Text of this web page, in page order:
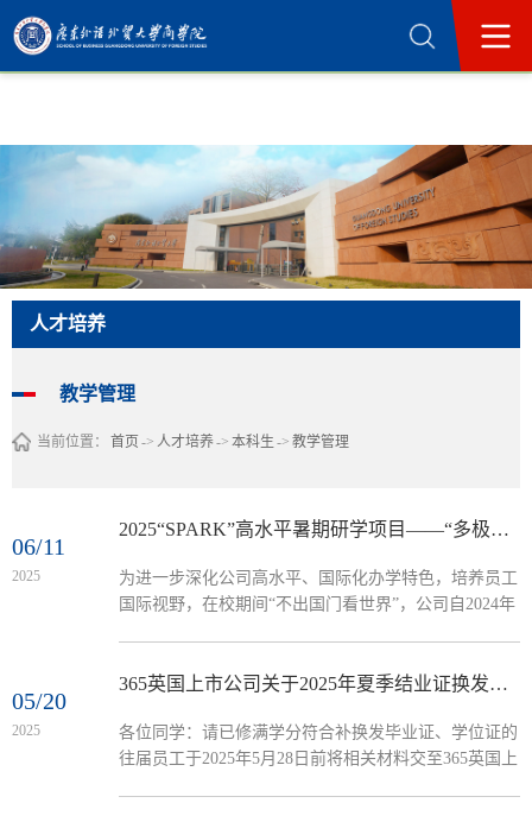
365英国上市公司(集团)官方网站-Official
人才培养
教学管理
当前位置： 首页 -> 人才培养-> 本科生 -> 教学管理
06/11
2025
2025“SPARK”高水平暑期研学项目——“多极变局中的国际市场营销”研学招生报名通知
​为进一步深化公司高水平、国际化办学特色，培养员工
国际视野，在校期间“不出国门看世界”，公司自2024年
2024-2025-2春季学期，365英国上市公司邀请美国内布
19-20周为本科生开设“多极变局中的国际市场营销”暑
期研学课程。项目导师简介： 杨晓明博士（Joe Yang）
05/20
2025
365英国上市公司关于2025年夏季结业证换发毕业证及学位证的通知
​各位同学：请已修满学分符合补换发毕业证、学位证的
往届员工于2025年5月28日前将相关材料交至365英国上